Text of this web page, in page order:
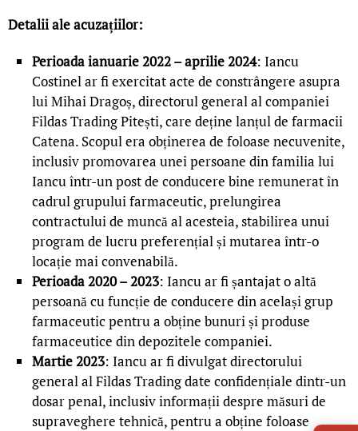
Detalii ale acuzațiilor:
Perioada ianuarie 2022 – aprilie 2024: Iancu
Costinel ar fi exercitat acte de constrângere asupra
lui Mihai Dragoș, directorul general al companiei
Fildas Trading Pitești, care deține lanțul de farmacii
Catena. Scopul era obținerea de foloase necuvenite,
inclusiv promovarea unei persoane din familia lui
Iancu într-un post de conducere bine remunerat în
cadrul grupului farmaceutic, prelungirea
contractului de muncă al acesteia, stabilirea unui
program de lucru preferențial și mutarea într-o
locație mai convenabilă.
Perioada 2020 – 2023: Iancu ar fi șantajat o altă
persoană cu funcție de conducere din același grup
farmaceutic pentru a obține bunuri și produse
farmaceutice din depozitele companiei.
Martie 2023: Iancu ar fi divulgat directorului
general al Fildas Trading date confidențiale dintr-un
dosar penal, inclusiv informații despre măsuri de
supraveghere tehnică, pentru a obține foloase